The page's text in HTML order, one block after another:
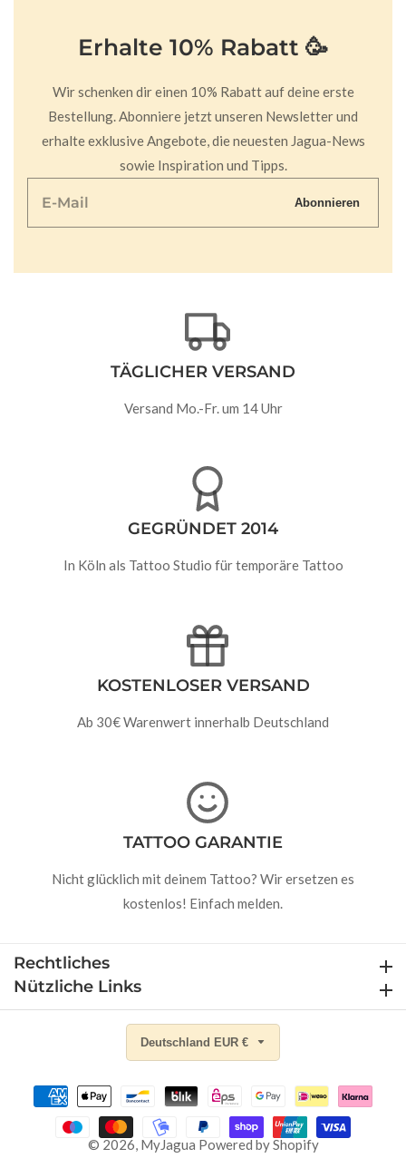
Erhalte 10% Rabatt 🥳
Wir schenken dir einen 10% Rabatt auf deine erste
Bestellung. Abonniere jetzt unseren Newsletter und
erhalte exklusive Angebote, die neuesten Jagua-News
sowie Inspiration und Tipps.
E-
Abonnieren
TÄGLICHER VERSAND
Versand Mo.-Fr. um 14 Uhr
GEGRÜNDET 2014
In Köln als Tattoo Studio für temporäre Tattoo
KOSTENLOSER VERSAND
Ab 30€ Warenwert innerhalb Deutschland
TATTOO GARANTIE
Nicht glücklich mit deinem Tattoo? Wir ersetzen es
kostenlos! Einfach melden.
Rechtliches
Nützliche Links
© 2026, MyJagua Powered by Shopify
Deutschland EUR €